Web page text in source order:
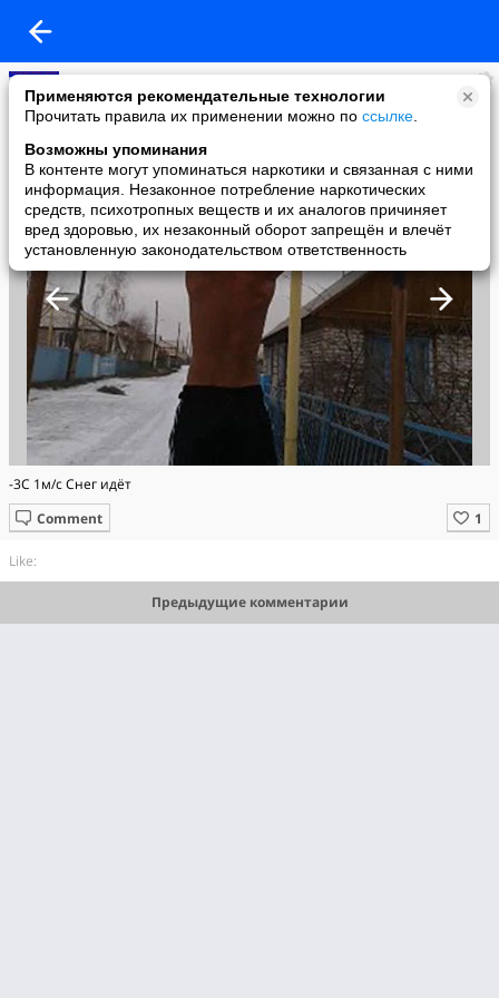
Применяются рекомендательные технологии
Прочитать правила их применении можно по ссылке
Возможны упоминания
В контенте могут упоминаться наркотики и связанная с ними
информация. Незаконное потребление наркотических
средств, психотропных веществ и их аналогов причиняет
вред здоровью, их незаконный оборот запрещён и влечёт
установленную законодательством ответственность
Денис Селиванов
added a photo
07 Jan в 17:58
-3C 1м/с Снег идёт
Comment
Like:
Предыдущие комментарии